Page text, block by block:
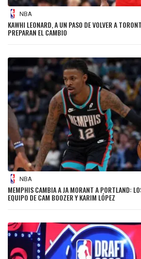
NBA
KAWHI LEONARD, A UN PASO DE VOLVER A
PREPARAN EL CAMBIO
NBA
MEMPHIS CAMBIA A JA MORANT A PORTLAND:
EQUIPO DE CAM BOOZER Y KARIM LÓPEZ